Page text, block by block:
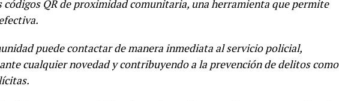
QR de proximidad comunitaria, una herramienta que permite
puede contactar de manera inmediata al servicio policial,
cualquier novedad y contribuyendo a la prevención de delitos como